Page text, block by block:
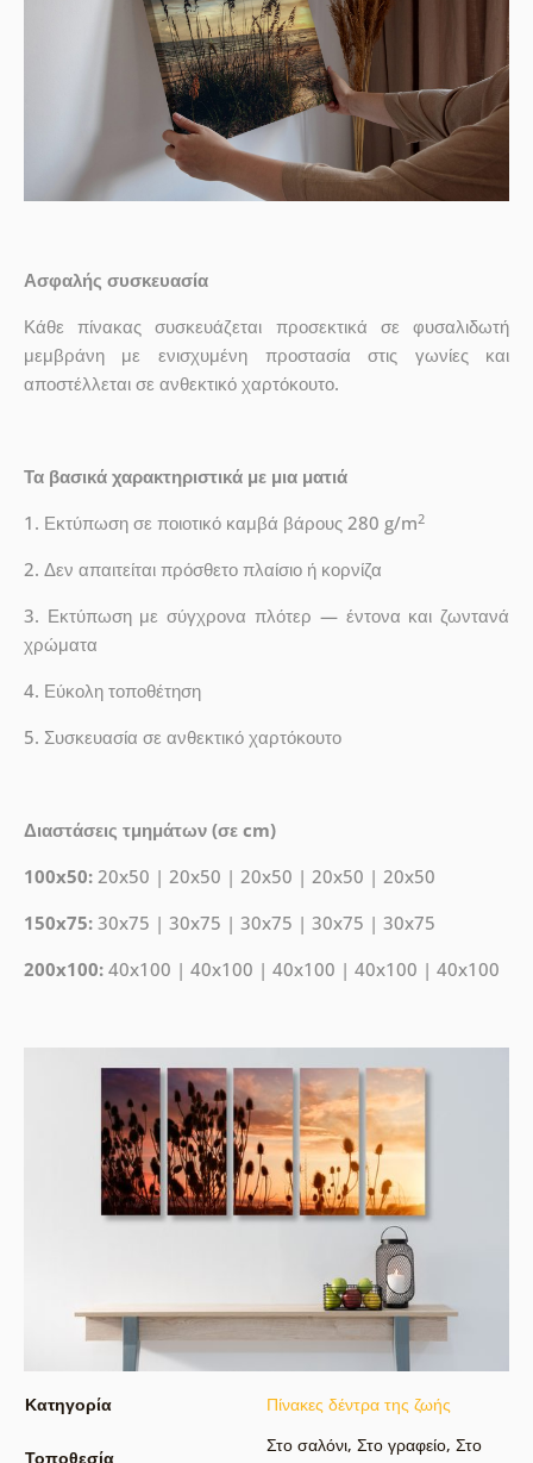
Ασφαλής συσκευασία
Κάθε πίνακας συσκευάζεται προσεκτικά σε φυσαλιδωτή
μεμβράνη με ενισχυμένη προστασία στις γωνίες και
αποστέλλεται σε ανθεκτικό χαρτόκουτο.
Τα βασικά χαρακτηριστικά με μια ματιά
1. Εκτύπωση σε ποιοτικό καμβά βάρους 280 g/m2
2. Δεν απαιτείται πρόσθετο πλαίσιο ή κορνίζα
3. Εκτύπωση με σύγχρονα πλότερ — έντονα και ζωντανά
χρώματα
4. Εύκολη τοποθέτηση
5. Συσκευασία σε ανθεκτικό χαρτόκουτο
Διαστάσεις τμημάτων (σε cm)
100x50:20x50 | 20x50 | 20x50 | 20x50 | 20x50
150x75:30x75 | 30x75 | 30x75 | 30x75 | 30x75
200x100:40x100 | 40x100 | 40x100 | 40x100 | 40x100
Κατηγορία Πίνακες δέντρα της ζωής
Τοποθεσία
Στο σαλόνι, Στο γραφείο, Στο